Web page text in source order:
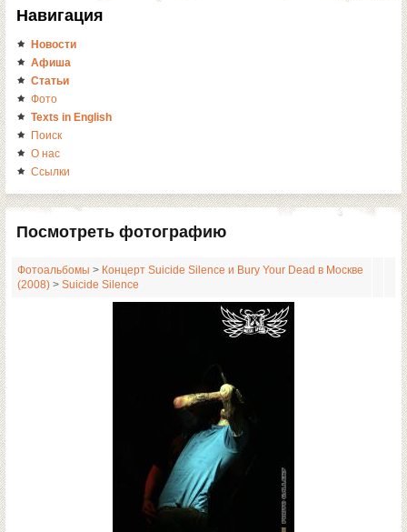
Навигация
Новости
Афиша
Статьи
Фото
Texts in English
Поиск
О нас
Ссылки
Посмотреть фотографию
Фотоальбомы > Концерт Suicide Silence и Bury Your Dead в Москве
(2008) > Suicide Silence